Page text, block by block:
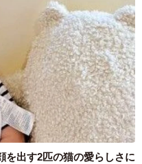
を出す2匹の猫の愛らしさに